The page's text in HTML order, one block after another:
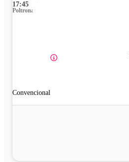
17:45
Poltrona
Convencional